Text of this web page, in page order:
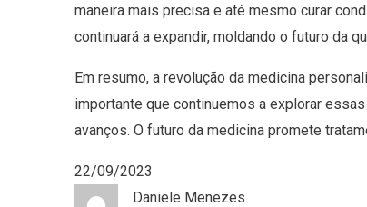
maneira mais precisa e até mesmo curar
continuará a expandir, moldando o futuro da
Em resumo, a revolução da medicina
importante que continuemos a explorar
avanços. O futuro da medicina promete
22/09/2023
Daniele Menezes